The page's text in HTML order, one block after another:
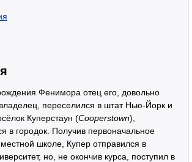
Фенимора отец его, довольно
переселился в штат Нью-Йорк и
Куперстаун (Cooperstown),
в городок. Получив первоначальное
школе, Купер отправился в
но, не окончив курса, поступил в